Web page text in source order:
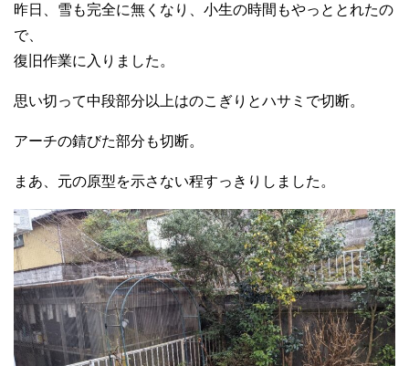
昨日、雪も完全に無くなり、小生の時間もやっととれたの
で、
復旧作業に入りました。
思い切って中段部分以上はのこぎりとハサミで切断。
アーチの錆びた部分も切断。
まあ、元の原型を示さない程すっきりしました。